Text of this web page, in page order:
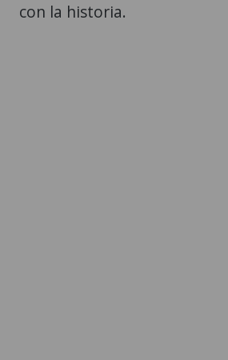
con la historia.